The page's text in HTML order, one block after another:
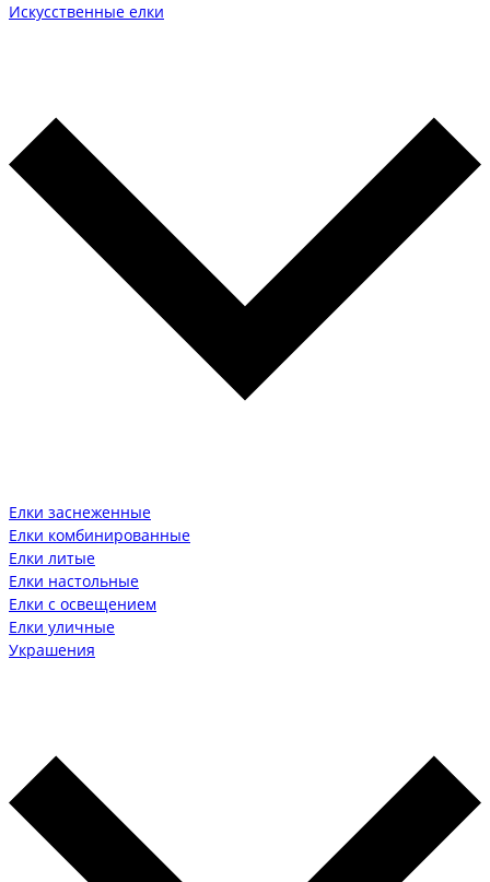
Искусственные елки
Елки заснеженные
Елки комбинированные
Елки литые
Елки настольные
Елки с освещением
Елки уличные
Украшения